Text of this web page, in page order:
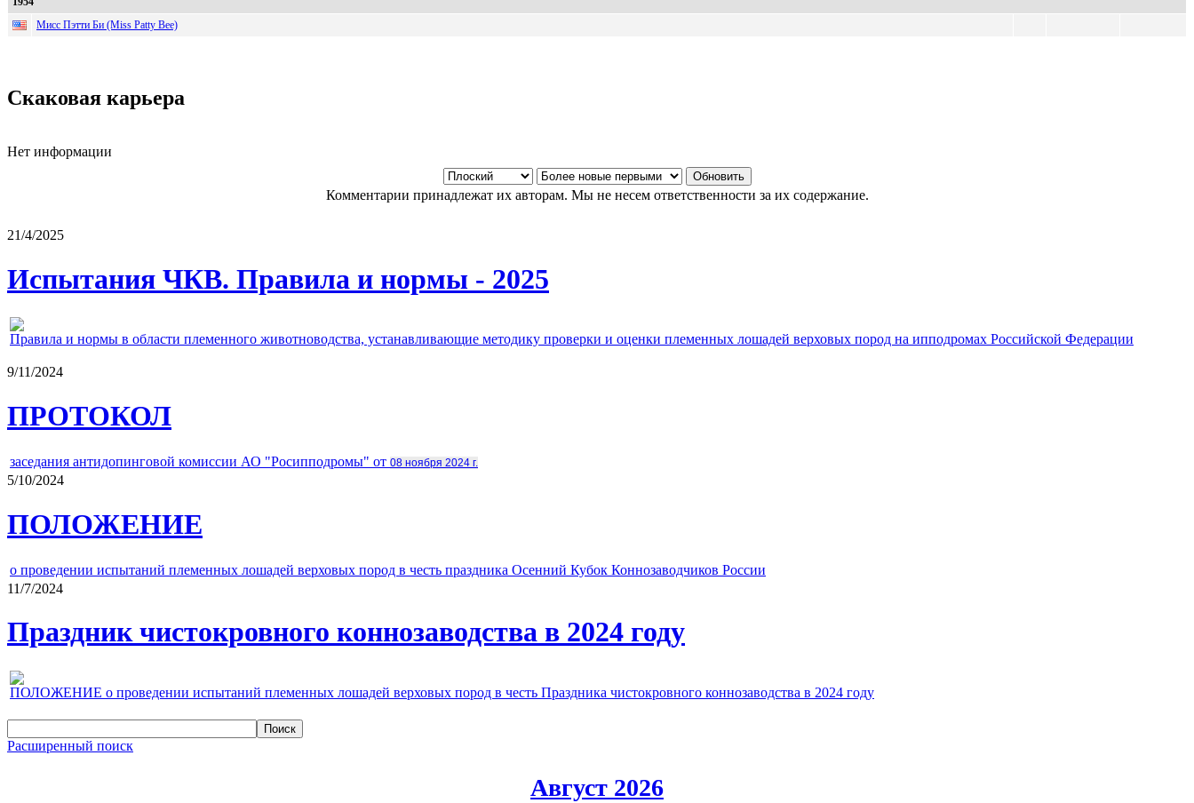
Мисс Пэтти Би (Miss Patty Bee)
Скаковая карьера
Нет информации
Комментарии принадлежат их авторам. Мы не несем ответственности за их содержание.
21/4/2025
Испытания ЧКВ. Правила и нормы - 2025
Правила и нормы в области племенного животноводства, устанавливающие методику проверки и оценки племенных лошадей верховых пород на ипподромах Российской Федерации
9/11/2024
ПРОТОКОЛ
заседания антидопинговой комиссии АО "Росипподромы" от 08 ноября 2024 г.
5/10/2024
ПОЛОЖЕНИЕ
о проведении испытаний племенных лошадей верховых пород в честь праздника Осенний Кубок Коннозаводчиков России
11/7/2024
Праздник чистокровного коннозаводства в 2024 году
ПОЛОЖЕНИЕ о проведении испытаний племенных лошадей верховых пород в честь Праздника чистокровного коннозаводства в 2024 году
Расширенный поиск
Август 2026